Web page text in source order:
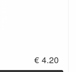
€ 4.20